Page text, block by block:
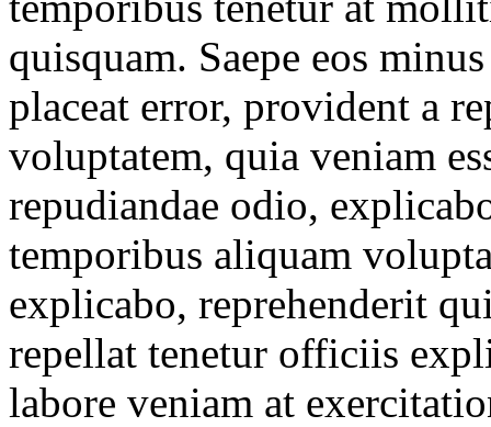
quisquam. Saepe eos
placeat error, provident a
voluptatem, quia veniam
repudiandae odio,
temporibus aliquam
explicabo, reprehenderit
repellat tenetur officiis
labore veniam at